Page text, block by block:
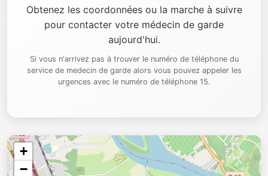
Obtenez les coordonnées ou la marche à suivre
pour contacter votre médecin de garde
aujourd'hui.
Si vous n'arrivez pas à trouver le numéro de téléphone du
service de medecin de garde alors vous pouvez appeler les
urgences avec le numéro de téléphone 15.
+
−